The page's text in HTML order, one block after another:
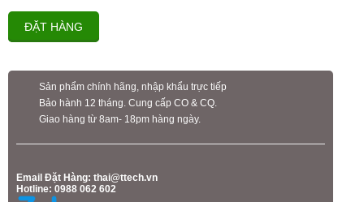
ĐẶT HÀNG
Sản phẩm chính hãng, nhập khẩu trực tiếp
Bảo hành 12 tháng. Cung cấp CO & CQ.
Giao hàng từ 8am- 18pm hàng ngày.
Email Đặt Hàng: thai@ttech.vn
Hotline: 0988 062 602